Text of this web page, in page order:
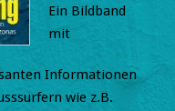
Ein Bildband
mit
Informationen
wie z.B.